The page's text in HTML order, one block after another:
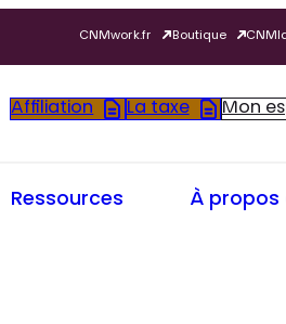
CNMwork.fr Boutique
Affiliation La taxe Mon
Ressources À propos